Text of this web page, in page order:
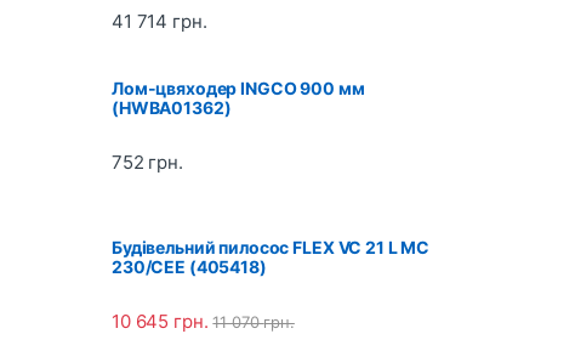
41 714 грн.
Лом-цвяходер INGCO 900 мм
(HWBA01362)
752 грн.
Будівельний пилосос FLEX VC 21 L MC
230/CEE (405418)
10 645 грн. 11 070грн.